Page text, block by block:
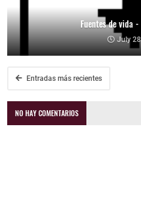
Fuentes de vida
July
Entradas más recientes
NO HAY COMENTARIOS